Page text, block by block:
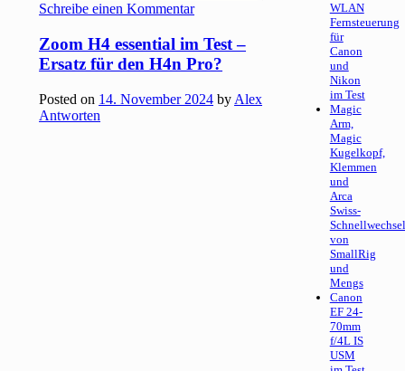
Schreibe einen Kommentar
Zoom H4 essential im Test –
Ersatz für den H4n Pro?
Posted on 14. November 2024 by Alex
Antworten
WLAN
Fernsteuerung
für
Canon
und
Nikon
im Test
Magic
Arm,
Magic
Kugelkopf,
Klemmen
und
Arca
Swiss-
von
SmallRig
und
Mengs
Canon
EF 24-
70mm
f/4L IS
USM